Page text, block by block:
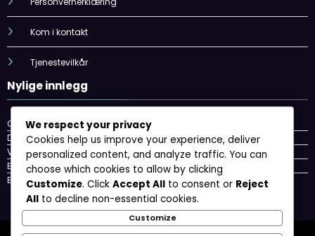
Kom i kontakt
Tjenestevilkår
Nylige innlegg
Oversized Badmintongrep: Forbedret grep, Komfort, Håndstørrelse
Defensive Badmintongrep Typer: Stabilitet, Kontroll, Reaksjonstid
Vinyl Badmintongrep: Rimelighet, Holdbarhet, Enkel vedlikehold
Bamboo Badmintongrep: Bærekraft, Unik følelse, Lettvekt
Bomull Badmintongrep: Mykhet, Absorpsjon, Komfort
We respect your privacy
Cookies help us improve your experience, deliver
personalized content, and analyze traffic. You can
choose which cookies to allow by clicking
Customize. Click Accept All to consent or Reject
All to decline non-essential cookies.
Customize